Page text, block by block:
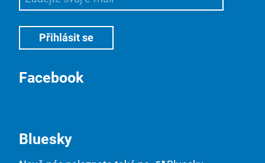
Facebook
Bluesky